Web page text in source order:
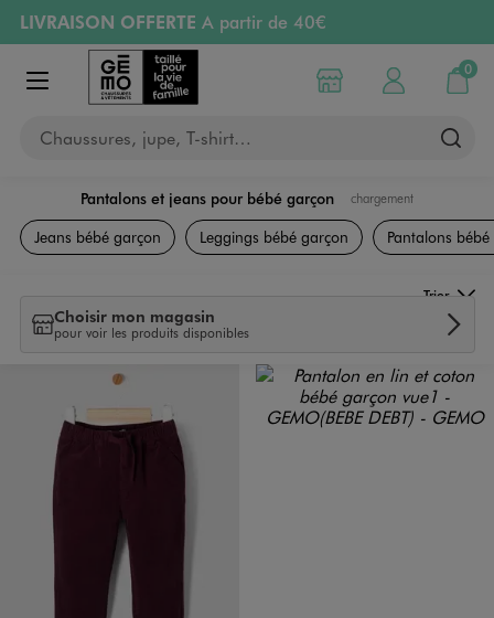
Aller au contenu principal
Aller à la navigation
LIVRAISON OFFERTE A partir de 40€
RETRAIT ET LIVRAISON OFFERTE
en magasin
PAYEZ EN 3x SANS FRAIS
Retours OFFERTS
pendant 30 jours
Afficher le menu
Chaussures, jupe, T-shirt…
Choisir mon magasin
Mon compte
0
Mon
Pantalons et jeans pour bébé garçon chargement
Vêtements Garçon
Jeans bébé garçon Leggings bébé garçon Pantalons
Choisir mon magasin
pour voir les produits disponibles
Trier